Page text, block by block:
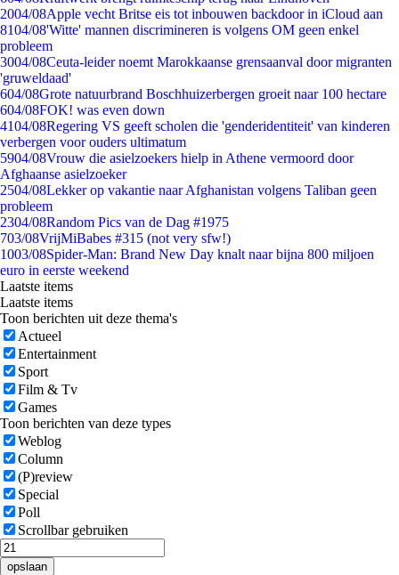
2004/08Apple vecht Britse eis tot inbouwen backdoor in iCloud aan
8104/08'Witte' mannen discrimineren is volgens OM geen enkel
probleem
3004/08Ceuta-leider noemt Marokkaanse grensaanval door migranten
'gruweldaad'
604/08Grote natuurbrand Boschhuizerbergen groeit naar 100 hectare
604/08FOK! was even down
4104/08Regering VS geeft scholen die 'genderidentiteit' van kinderen
verbergen voor ouders ultimatum
5904/08Vrouw die asielzoekers hielp in Athene vermoord door
Afghaanse asielzoeker
2504/08Lekker op vakantie naar Afghanistan volgens Taliban geen
probleem
2304/08Random Pics van de Dag #1975
703/08VrijMiBabes #315 (not very sfw!)
1003/08Spider-Man: Brand New Day knalt naar bijna 800 miljoen
euro in eerste weekend
Laatste items
Laatste items
Toon berichten uit deze thema's
Actueel
Entertainment
Sport
Film & Tv
Games
Toon berichten van deze types
Weblog
Column
(P)review
Special
Poll
Scrollbar gebruiken
opslaan